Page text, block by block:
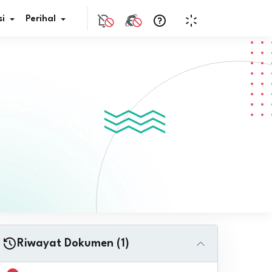
JDIH
Perihal
Riwayat Dokumen (1)